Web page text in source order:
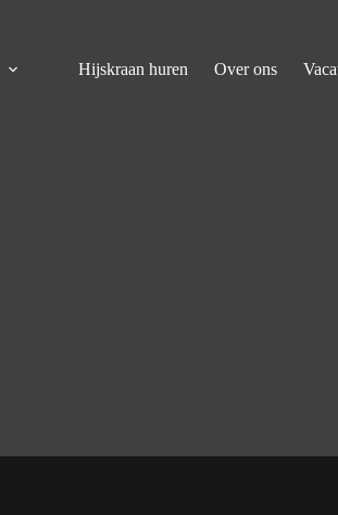
Hijskraan huren Over ons